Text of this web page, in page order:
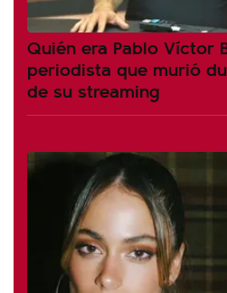
Quién era Pablo Víctor
periodista que murió
de su streaming